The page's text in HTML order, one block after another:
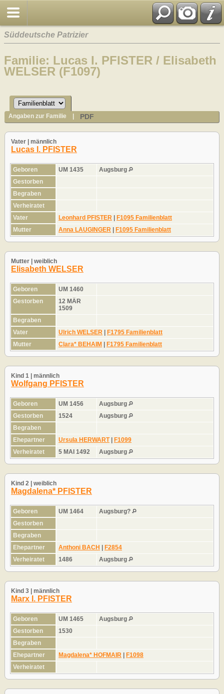
Süddeutsche Patrizier
Familie: Lucas I. PFISTER / Elisabeth
WELSER (F1097)
Angaben zur Familie PDF
Vater | männlich
Lucas I. PFISTER
Geboren UM 1435
Augsburg
Gestorben
Begraben
Verheiratet
Vater
Leonhard PFISTER | F1095 Familienblatt
Mutter
Anna LAUGINGER | F1095 Familienblatt
Mutter | weiblich
Elisabeth WELSER
Geboren
UM 1460
Gestorben
12 MÄR
1509
Begraben
Vater
Ulrich WELSER | F1795 Familienblatt
Mutter
Clara* BEHAIM | F1795 Familienblatt
Kind 1 | männlich
Wolfgang PFISTER
Geboren UM 1456
Augsburg
Gestorben
1524
Augsburg
Begraben
Ehepartner
Ursula HERWART| F1099
Verheiratet
5 MAI 1492 Augsburg
Kind 2 | weiblich
Magdalena* PFISTER
Geboren UM 1464
Augsburg?
Gestorben
Begraben
Ehepartner
Anthoni BACH | F2854
Verheiratet
1486 Augsburg
Kind 3 | männlich
Marx I. PFISTER
Geboren UM 1465
Augsburg
Gestorben
1530
Begraben
Ehepartner
Magdalena* HOFMAIR | F1098
Verheiratet